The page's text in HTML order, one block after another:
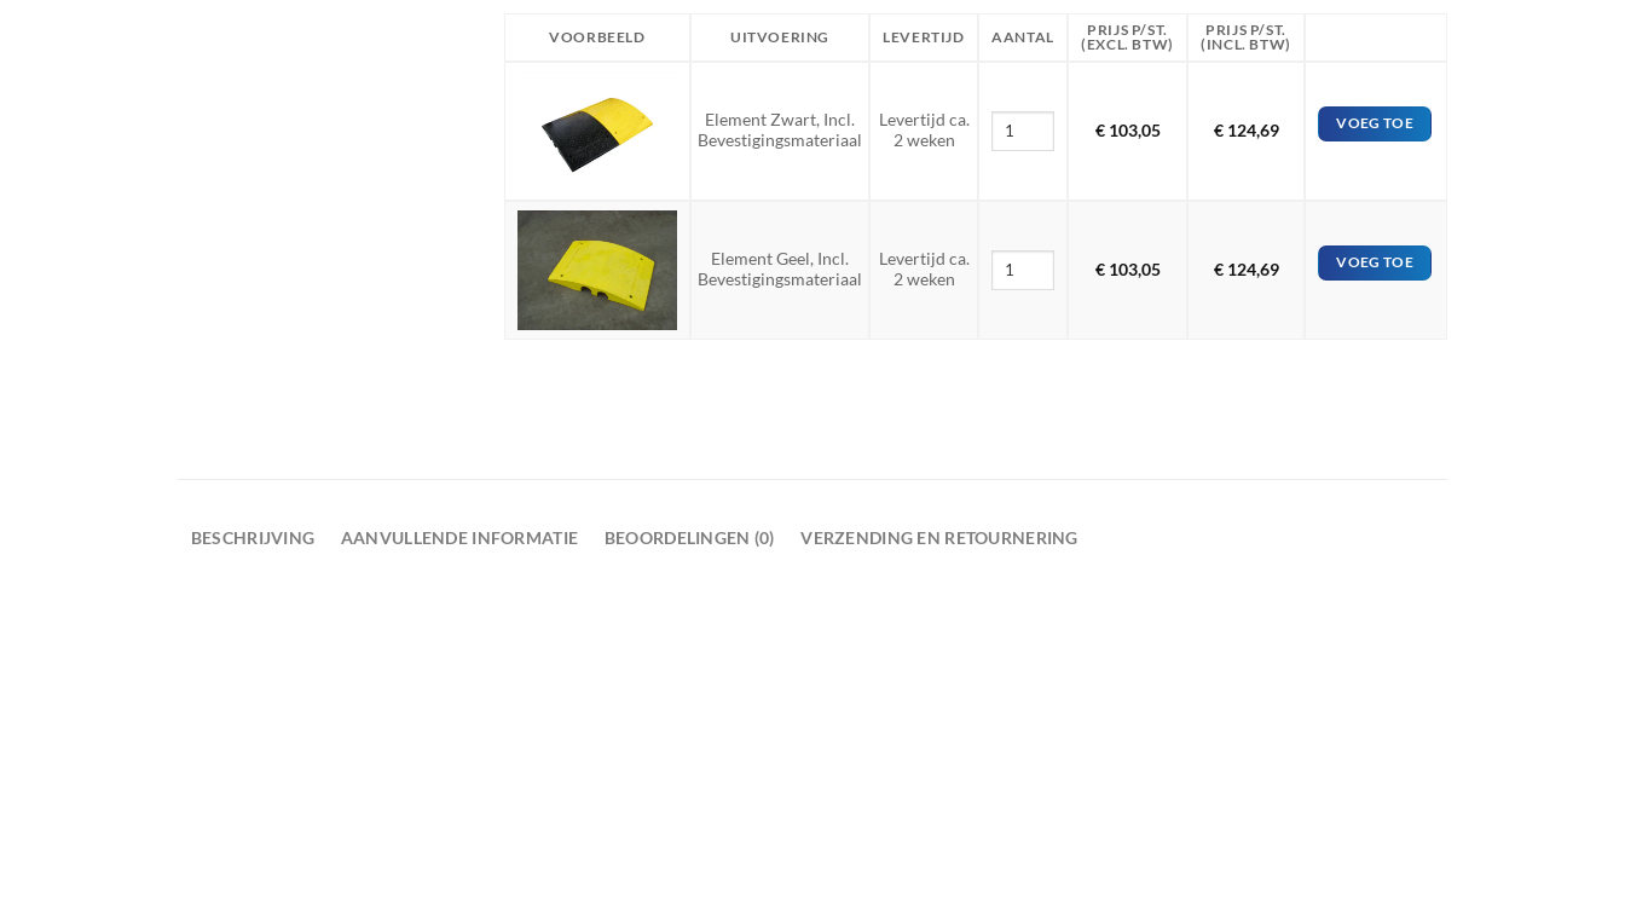
VOORBEELD UITVOERING LEVERTIJD AANTAL
PRIJS P/ST.
(EXCL. BTW)
PRIJS P/ST.
(INCL. BTW)
Element Zwart, Incl.
Bevestigingsmateriaal
Levertijd ca.
2 weken
€103,05 €124,69 VOEG TOE
Element Geel, Incl.
Bevestigingsmateriaal
Levertijd ca.
2 weken
€103,05 €124,69 VOEG TOE
BESCHRIJVING AANVULLENDE INFORMATIE BEOORDELINGEN (0) VERZENDING EN RETOURNERING